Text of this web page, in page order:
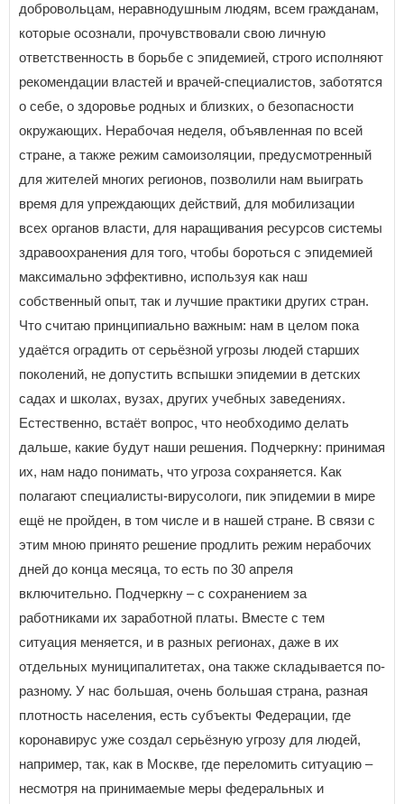
добровольцам, неравнодушным людям, всем гражданам,
которые осознали, прочувствовали свою личную
ответственность в борьбе с эпидемией, строго исполняют
рекомендации властей и врачей-специалистов, заботятся
о себе, о здоровье родных и близких, о безопасности
окружающих. Нерабочая неделя, объявленная по всей
стране, а также режим самоизоляции, предусмотренный
для жителей многих регионов, позволили нам выиграть
время для упреждающих действий, для мобилизации
всех органов власти, для наращивания ресурсов системы
здравоохранения для того, чтобы бороться с эпидемией
максимально эффективно, используя как наш
собственный опыт, так и лучшие практики других стран.
Что считаю принципиально важным: нам в целом пока
удаётся оградить от серьёзной угрозы людей старших
поколений, не допустить вспышки эпидемии в детских
садах и школах, вузах, других учебных заведениях.
Естественно, встаёт вопрос, что необходимо делать
дальше, какие будут наши решения. Подчеркну: принимая
их, нам надо понимать, что угроза сохраняется. Как
полагают специалисты-вирусологи, пик эпидемии в мире
ещё не пройден, в том числе и в нашей стране. В связи с
этим мною принято решение продлить режим нерабочих
дней до конца месяца, то есть по 30 апреля
включительно. Подчеркну – с сохранением за
работниками их заработной платы. Вместе с тем
ситуация меняется, и в разных регионах, даже в их
отдельных муниципалитетах, она также складывается по-
разному. У нас большая, очень большая страна, разная
плотность населения, есть субъекты Федерации, где
коронавирус уже создал серьёзную угрозу для людей,
например, так, как в Москве, где переломить ситуацию –
несмотря на принимаемые меры федеральных и